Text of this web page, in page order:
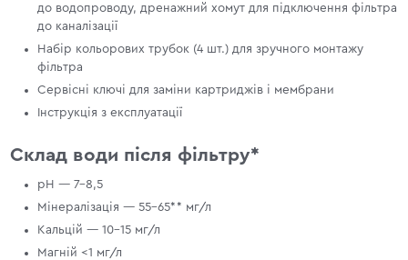
до водопроводу, дренажний хомут для підключення фільтра
до каналізації
Набір кольорових трубок (4 шт.) для зручного монтажу
фільтра
Сервісні ключі для заміни картриджів і мембрани
Інструкція з експлуатації
Склад води після фільтру*
pH — 7–8,5
Мінералізація — 55–65** мг/л
Кальцій — 10–15 мг/л
Магній <1 мг/л